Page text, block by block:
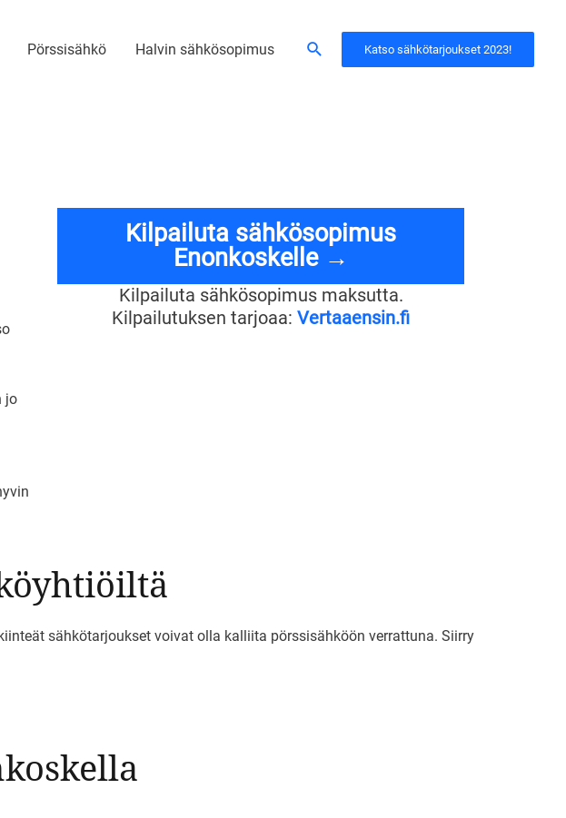
Pörssisähkö Halvin sähkösopimus Hae Katso sähkötarjoukset 2023!
jo
Kilpailuta sähkösopimus
Enonkoskelle →
Kilpailuta sähkösopimus maksutta.
Kilpailutuksen tarjoaa: Vertaaensin.fi
sähkötarjoukset voivat olla kalliita pörssisähköön verrattuna. Siirry